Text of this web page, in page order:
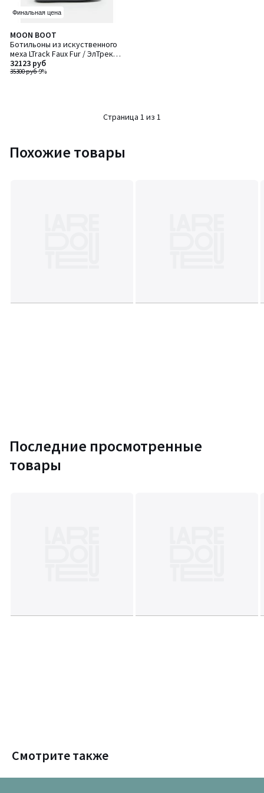
Финальная цена
MOON BOOT
Ботильоны из искуственного
меха LTrack Faux Fur / ЭлТрек
Фо Фер
35300 руб-9%
32123 руб
Страница 1 из 1
Похожие товары
Последние просмотренные
товары
Смотрите также